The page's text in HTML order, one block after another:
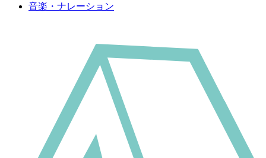
音楽・ナレーション